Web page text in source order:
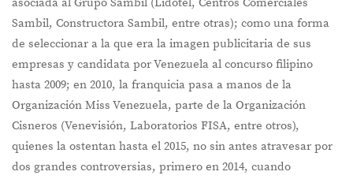
Sambil, Constructora Sambil, entre otras); como una forma
de seleccionar a la que era la imagen publicitaria de sus
empresas y candidata por Venezuela al concurso filipino
hasta 2009; en 2010, la franquicia pasa a manos de la
Organización Miss Venezuela, parte de la Organización
Cisneros (Venevisión, Laboratorios FISA, entre otros),
quienes la ostentan hasta el 2015, no sin antes atravesar por
dos grandes controversias, primero en 2014, cuando